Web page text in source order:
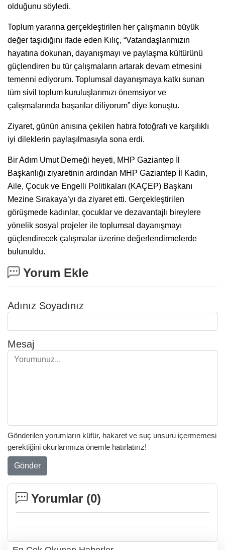
olduğunu söyledi.
Toplum yararına gerçekleştirilen her çalışmanın büyük
değer taşıdığını ifade eden Kılıç, “Vatandaşlarımızın
hayatına dokunan, dayanışmayı ve paylaşma kültürünü
güçlendiren bu tür çalışmaların artarak devam etmesini
temenni ediyorum. Toplumsal dayanışmaya katkı sunan
tüm sivil toplum kuruluşlarımızı önemsiyor ve
çalışmalarında başarılar diliyorum” diye konuştu.
Ziyaret, günün anısına çekilen hatıra fotoğrafı ve karşılıklı
iyi dileklerin paylaşılmasıyla sona erdi.
Bir Adım Umut Derneği heyeti, MHP Gaziantep İl
Başkanlığı ziyaretinin ardından MHP Gaziantep İl Kadın,
Aile, Çocuk ve Engelli Politikaları (KAÇEP) Başkanı
Mezine Sırakaya’yı da ziyaret etti. Gerçekleştirilen
görüşmede kadınlar, çocuklar ve dezavantajlı bireylere
yönelik sosyal projeler ile toplumsal dayanışmayı
güçlendirecek çalışmalar üzerine değerlendirmelerde
bulunuldu.
Yorum Ekle
Adınız Soyadınız
Mesaj
Gönderilen yorumların küfür, hakaret ve suç unsuru içermemesi
gerektiğini okurlarımıza önemle hatırlatırız!
Gönder
Yorumlar (0)